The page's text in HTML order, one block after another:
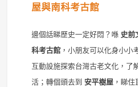
屋與南科考古館
邊個話睇歷史一定好悶？喺 史前
科考古館 ，小朋友可以化身小小
互動設施探索台灣古老文化，了
活；轉個頭去到 安平樹屋 ，睇